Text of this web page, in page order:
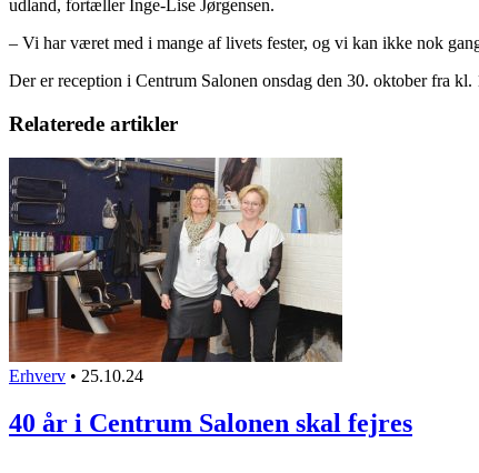
udland, fortæller Inge-Lise Jørgensen.
– Vi har været med i mange af livets fester, og vi kan ikke nok
Der er reception i Centrum Salonen onsdag den 30. oktober fra
Relaterede artikler
Erhverv • 25.10.24
40 år i Centrum Salonen skal fejres